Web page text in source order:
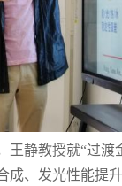
王静教授就“过渡
成、发光性能提